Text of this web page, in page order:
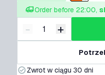
Order before 22:00,
Zmniejsz ilość
- Zwiększ ilość
+
Zwrot w ciągu 30 dni